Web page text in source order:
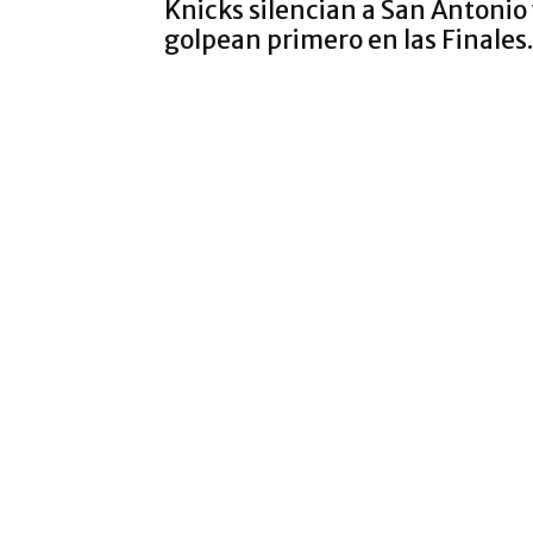
Knicks silencian a San Antonio
golpean primero en las